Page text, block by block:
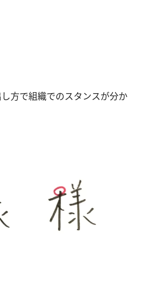
し方で組織でのスタンスが分か